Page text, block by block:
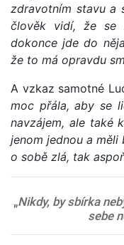
zdravotním stavu a
člověk vidí, že se
dokonce jde do
že to má opravdu
A vzkaz samotné
moc přála, aby se
navzájem, ale také
jenom jednou a měli
o sobě zlá, tak
„Nikdy, by sbírka
sebe